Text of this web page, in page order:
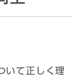
いて正しく理